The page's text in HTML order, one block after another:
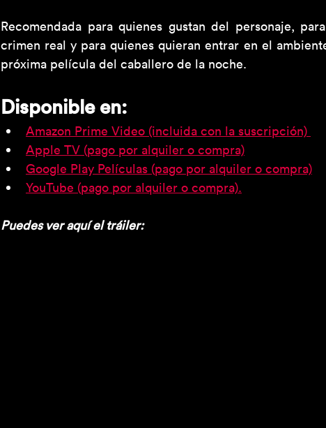
Recomendada para quienes gustan del personaje,
crimen real y para quienes quieran entrar en el
próxima película del caballero de la noche.
Disponible en:
Amazon Prime Video (incluida con la suscripción)
Apple TV (pago por alquiler o compra)
Google Play Películas (pago por alquiler o compra)
YouTube (pago por alquiler o compra).
Puedes ver aquí el tráiler: